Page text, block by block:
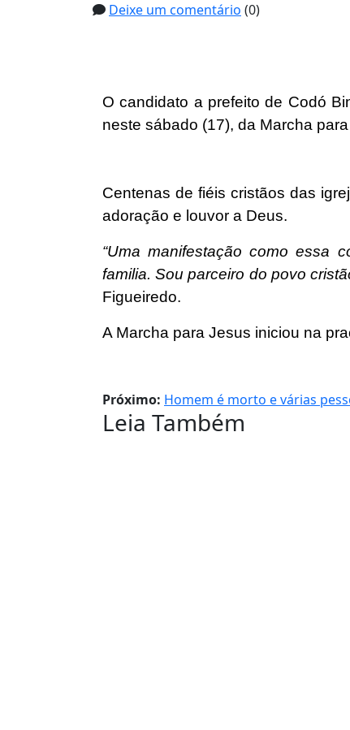
Deixe um comentário (0)
O candidato a prefeito de Codó
neste sábado (17), da Marcha
Centenas de fiéis cristãos das
adoração e louvor a Deus.
“Uma manifestação como essa
familia. Sou parceiro do povo
Figueiredo.
A Marcha para Jesus iniciou na
Próximo: Homem é morto e várias
Leia Também